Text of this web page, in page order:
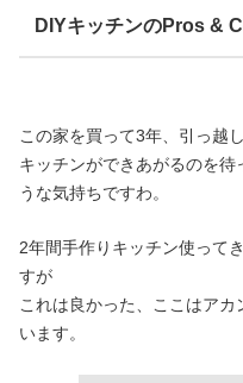
DIYキッチンのPros &
この家を買って3年、引っ越
キッチンができあがるのを待
うな気持ちですわ。
2年間手作りキッチン使って
すが
これは良かった、ここはア
います。